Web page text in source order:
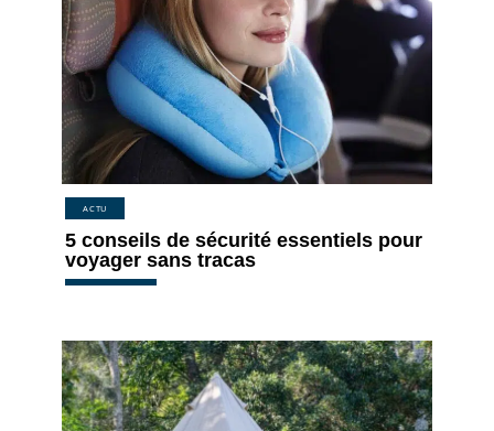
ACTU
5 conseils de sécurité essentiels pour
voyager sans tracas